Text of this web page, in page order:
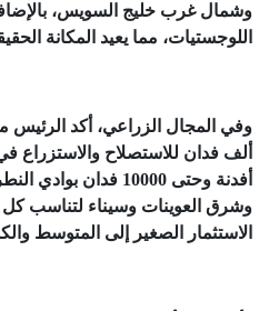
وشمال غرب خليج السويس،
اللوجستيات، مما يعيد المكانة
أفدنة وحتى 10000
وشرق العوينات وسيناء لتناسب
الاستثمار الصغير إلى المتوسط